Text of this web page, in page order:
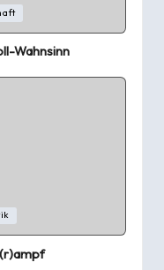
Wahnsinn